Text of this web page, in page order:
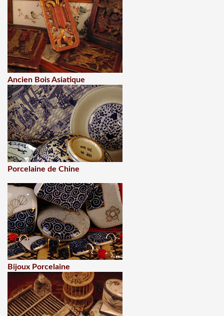
Ancien Bois Asiatique
Porcelaine de Chine
Bijoux Porcelaine